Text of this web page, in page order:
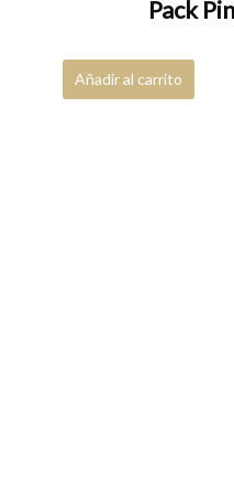
Pack
Añadir al carrito